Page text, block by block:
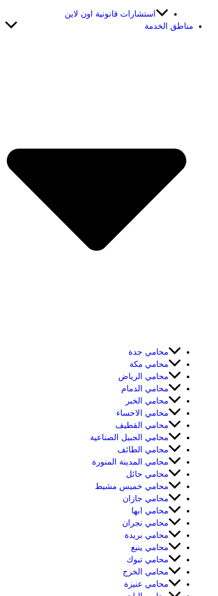
استشارات قانونية اون لاين
مناطق الخدمة
محامي جدة
محامي مكة
محامي الرياض
محامي الدمام
محامي الخبر
محامي الاحساء
محامي القطيف
محامي الجبيل الصناعية
محامي الطائف
محامي المدينة المنورة
محامي حائل
محامي خميس مشيط
محامي جازان
محامي ابها
محامي نجران
محامي بريدة
محامي ينبع
محامي تبوك
محامي الخرج
محامي عنيزة